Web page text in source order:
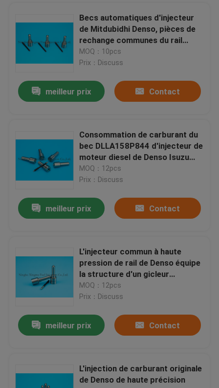
Contact
becs communs d'injecteur de rail
Becs d'injecteur de Bosch
Becs d'injecteur de Denso
Becs d'injecteur de Zexel
becs diesel d'injecteur
Bec d'injecteur de carburant
injecteur commun de rail
Becs automatiques d'injecteur
de Mitdubidhi Denso, pièces de
rechange communes du rail
DLLA145P870 0950005600
MOQ：10pcs
Prix：Discuss
meilleur prix Contact
Consommation de carburant du
bec DLLA158P844 d'injecteur de
moteur diesel de Denso Isuzu
basse
MOQ：12pcs
Prix：Discuss
meilleur prix Contact
L'injecteur commun à haute
pression de rail de Denso équipe
la structure d'un gicleur
compacte
MOQ：12pcs
Prix：Discuss
meilleur prix Contact
L'injection de carburant originale
de Denso de haute précision